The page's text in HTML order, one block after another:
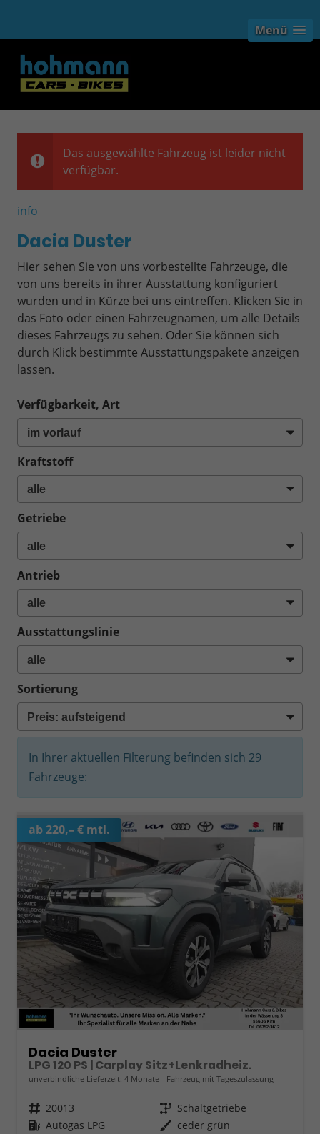
Menü
Das ausgewählte Fahrzeug ist leider nicht
verfügbar.
info
Dacia Duster
Hier sehen Sie von uns vorbestellte Fahrzeuge, die
von uns bereits in ihrer Ausstattung konfiguriert
wurden und in Kürze bei uns eintreffen. Klicken Sie in
das Foto oder einen Fahrzeugnamen, um alle Details
dieses Fahrzeugs zu sehen. Oder Sie können sich
durch Klick bestimmte Ausstattungspakete anzeigen
lassen.
Verfügbarkeit, Art
Kraftstoff
Getriebe
Antrieb
Ausstattungslinie
Sortierung
In Ihrer aktuellen Filterung befinden sich 29
Fahrzeuge:
ab 220,– € mtl.
Dacia Duster
LPG 120 PS | Carplay Sitz+Lenkradheiz.
unverbindliche Lieferzeit: 4 Monate Fahrzeug mit Tageszulassung
Fahrzeugnr. 20013 Getriebe Schaltgetriebe
Kraftstoff Autogas LPG Außenfarbe ceder grün